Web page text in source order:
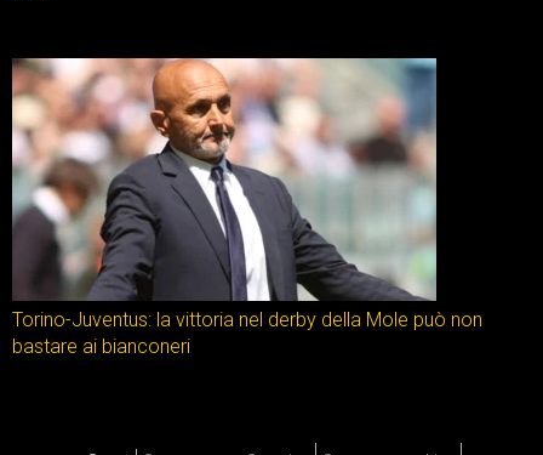
Torino-Juventus: la vittoria nel derby della Mole può non
bastare ai bianconeri